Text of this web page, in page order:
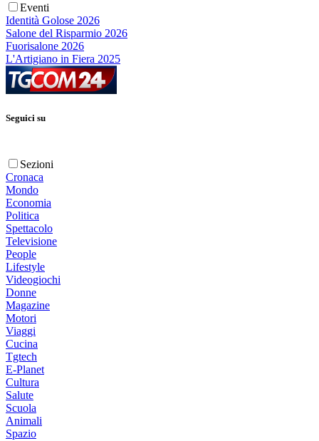
Eventi
Identità Golose 2026
Salone del Risparmio 2026
Fuorisalone 2026
L'Artigiano in Fiera 2025
Seguici su
Sezioni
Cronaca
Mondo
Economia
Politica
Spettacolo
Televisione
People
Lifestyle
Videogiochi
Donne
Magazine
Motori
Viaggi
Cucina
Tgtech
E-Planet
Cultura
Salute
Scuola
Animali
Spazio